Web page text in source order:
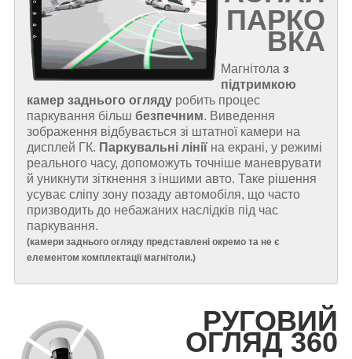
ПАРКО
ВКА
Магнітола з
підтримкою
камер заднього огляду робить процес
паркування більш безпечним. Виведення
зображення відбувається зі штатної камери на
дисплей ГК. Паркувальні лінії на екрані, у режимі
реального часу, допоможуть точніше маневрувати
й уникнути зіткнення з іншими авто. Таке рішення
усуває сліпу зону позаду автомобіля, що часто
призводить до небажаних наслідків під час
паркування.
(камери заднього огляду представлені окремо та не є
елементом комплектації магнітоли.)
РУГОВИЙ
ОГЛЯД 360